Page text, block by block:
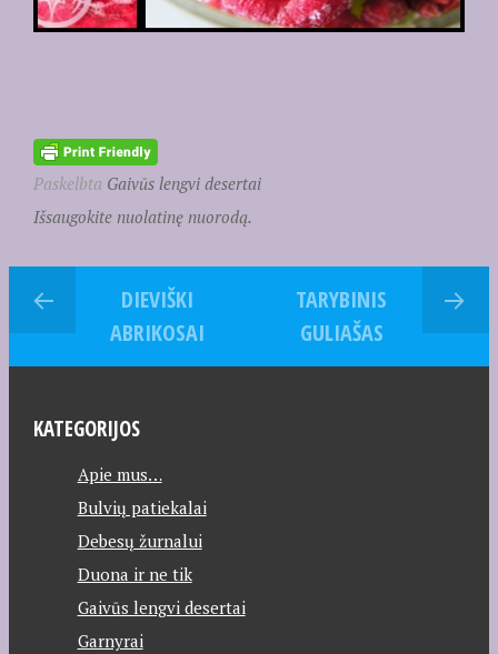
Paskelbta Gaivūs lengvi desertai
Išsaugokite nuolatinę nuorodą.
DIEVIŠKI
ABRIKOSAI
TARYBINIS
GULIAŠAS
KATEGORIJOS
Apie mus…
Bulvių patiekalai
Debesų žurnalui
Duona ir ne tik
Gaivūs lengvi desertai
Garnyrai